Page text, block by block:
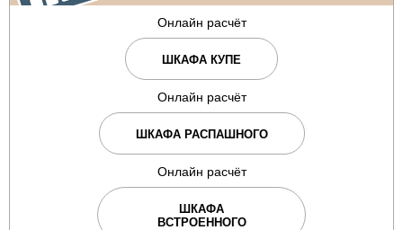
Онлайн расчёт
ШКАФА КУПЕ
Онлайн расчёт
ШКАФА РАСПАШНОГО
Онлайн расчёт
ШКАФА
ВСТРОЕННОГО